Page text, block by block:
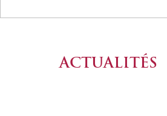
ACTUALITÉS